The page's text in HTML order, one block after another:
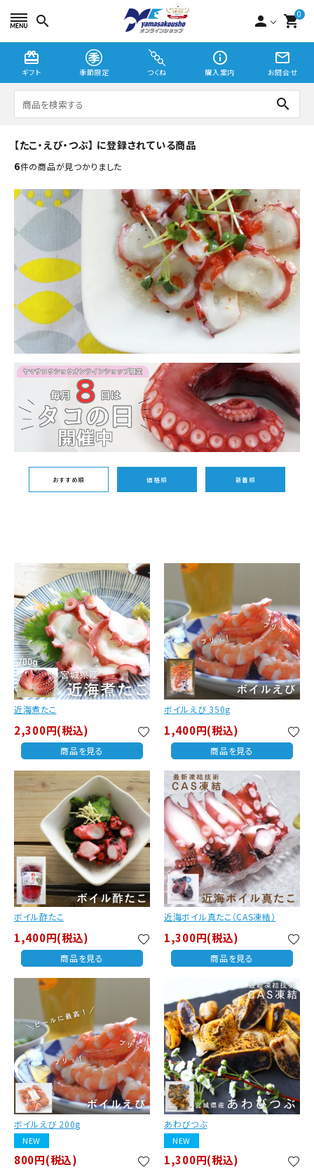
search person 0
shopping_cart
card_giftcard
ギフト 季節限定 つくね
info_outline
購入案内
mail_outline
お問合せ
search
つくね
切り身・漬魚
季節限定
贈り物
【たこ・えび・つぶ】 に登録されている商品
6件の商品が見つかりました
おすすめ順 価格順 新着順
近海煮たこ
2,300円(税込)
商品を見る
favorite
ボイルえび 350g
1,400円(税込)
商品を見る
favorite
ボイル酢たこ
1,400円(税込)
商品を見る
favorite
近海ボイル真たこ（CAS凍結）
1,300円(税込)
商品を見る
favorite
ボイルえび 200g
NEW
800円(税込) favorite
あわびつぶ
NEW
1,300円(税込) favorite